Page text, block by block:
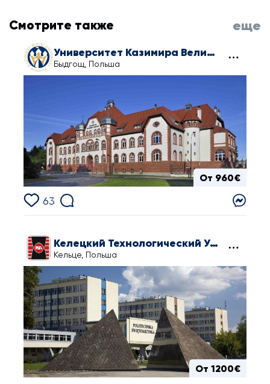
Смотрите также еще
Университет Казимира Великого в Быдгоще
Быдгощ, Польша
От 960€
63
Келецкий Технологический Университет
Кельце, Польша
От 1200€